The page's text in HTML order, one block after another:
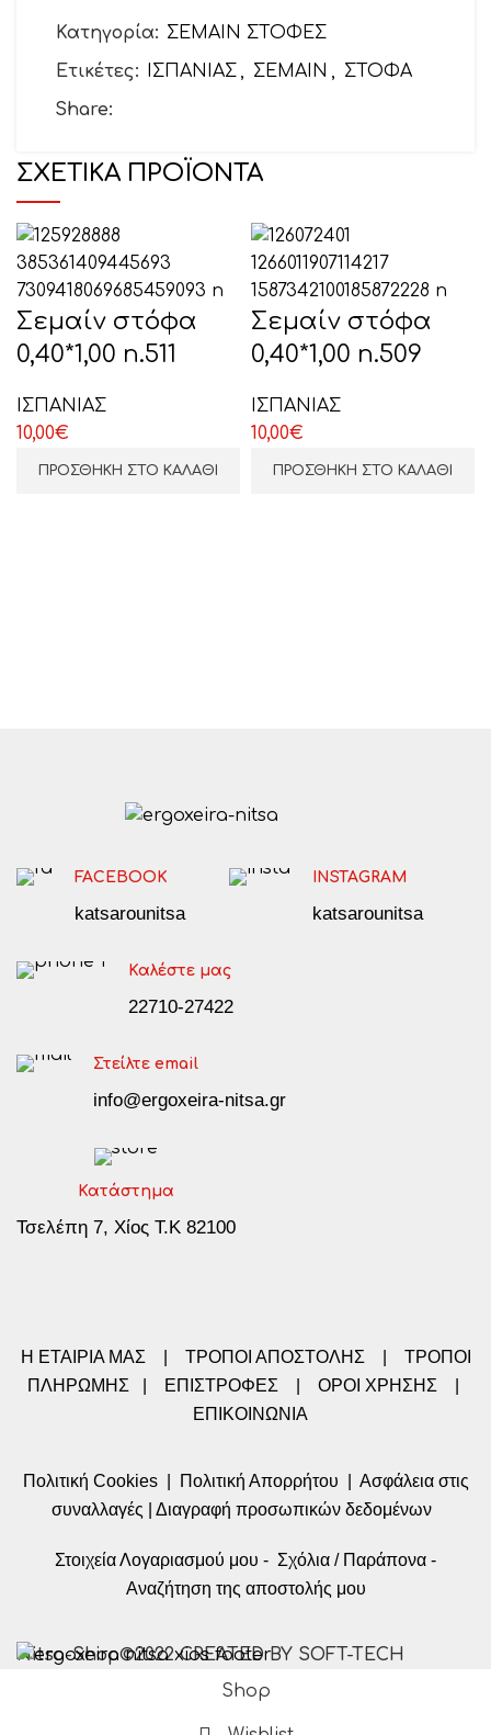
Κατηγορία: ΣΕΜΑΙΝ ΣΤΟΦΕΣ
Ετικέτες:
ΙΣΠΑΝΙΑΣ ΣΕΜΑΙΝ
ΣΤΟΦΑ
Share:
ΣΧΕΤΙΚΆ ΠΡΟΪΌΝΤΑ
Σεμαίν στόφα
0,40*1,00 n.511
ΙΣΠΑΝΙΑΣ
10,00€
ΠΡΟΣΘΉΚΗ ΣΤΟ ΚΑΛΆΘΙ
Σεμαίν στόφα
0,40*1,00 n.509
ΙΣΠΑΝΙΑΣ
10,00€
ΠΡΟΣΘΉΚΗ ΣΤΟ ΚΑΛΆΘΙ
FACEBOOK
katsarounitsa
INSTAGRAM
katsarounitsa
Καλέστε μας
22710-27422
Στείλτε email
info@ergoxeira-nitsa.gr
Κατάστημα
Τσελέπη 7, Χίος Τ.Κ 82100
Η ΕΤΑΙΡΙΑ ΜΑΣ ΤΡΟΠΟΙ ΑΠΟΣΤΟΛΗΣ
ΤΡΟΠΟΙ
ΠΛΗΡΩΜΗΣ
ΕΠΙΣΤΡΟΦΕΣ ΟΡΟΙ ΧΡΗΣΗΣ
ΕΠΙΚΟΙΝΩΝΙΑ
Πολιτική Cookies| Πολιτική Απορρήτου
Ασφάλεια στις
συναλλαγές
Διαγραφή προσωπικών δεδομένων
Στοιχεία Λογαριασμού μου - Σχόλια / Παράπονα -
Αναζήτηση της αποστολής μου
Nitsa-Shop©2022 CREATED BY SOFT-TECH
Shop